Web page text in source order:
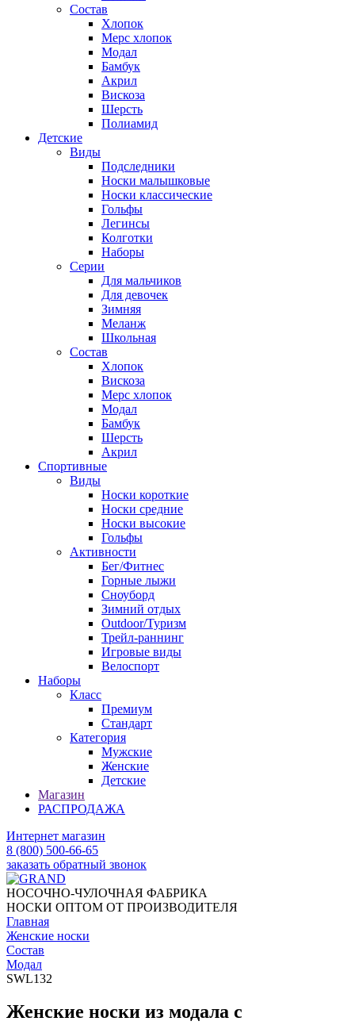
Состав
Хлопок
Мерс хлопок
Модал
Бамбук
Акрил
Вискоза
Шерсть
Полиамид
Детские
Виды
Подследники
Носки малышковые
Носки классические
Гольфы
Легинсы
Колготки
Наборы
Серии
Для мальчиков
Для девочек
Зимняя
Меланж
Школьная
Состав
Хлопок
Вискоза
Мерс хлопок
Модал
Бамбук
Шерсть
Акрил
Спортивные
Виды
Носки короткие
Носки средние
Носки высокие
Гольфы
Активности
Бег/Фитнес
Горные лыжи
Сноуборд
Зимний отдых
Outdoor/Туризм
Трейл-раннинг
Игровые виды
Велоспорт
Наборы
Класс
Премиум
Стандарт
Категория
Мужские
Женские
Детские
Магазин
РАСПРОДАЖА
Интернет магазин
8 (800) 500-66-65
заказать обратный звонок
НОСОЧНО-ЧУЛОЧНАЯ ФАБРИКА
НОСКИ ОПТОМ ОТ ПРОИЗВОДИТЕЛЯ
Главная
Женские носки
Состав
Модал
SWL132
Женские носки из модала с